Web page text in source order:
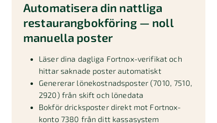
Automatisera din nattliga
restaurangbokföring — noll
manuella poster
Läser dina dagliga Fortnox-verifikat och
hittar saknade poster automatiskt
Genererar lönekostnadsposter (7010, 7510,
2920) från skift och lönedata
Bokför dricksposter direkt mot Fortnox-
konto 7380 från ditt kassasystem